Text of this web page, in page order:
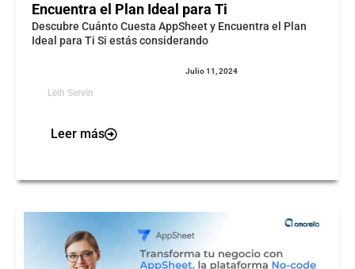
Encuentra el Plan Ideal para Ti
Descubre Cuánto Cuesta AppSheet y Encuentra el Plan
Ideal para Ti Si estás considerando
Leih Servin
Julio 11, 2024
Leer más